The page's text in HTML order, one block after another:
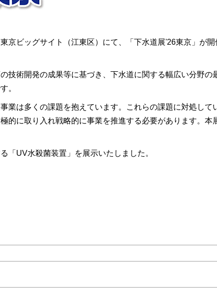
京ビッグサイト（江東区）にて、「下水道展'26東京」が開
技術開発の成果等に基づき、下水道に関する幅広い分野の
。
業は多くの課題を抱えています。これらの課題に対処して
的に取り入れ戦略的に事業を推進する必要があります。本
「UV水殺菌装置」を展示いたしました。